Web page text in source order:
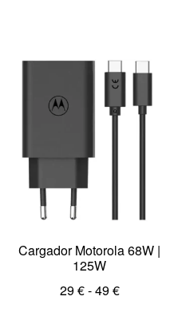
Cargador Motorola 68W |
125W
29€-49€